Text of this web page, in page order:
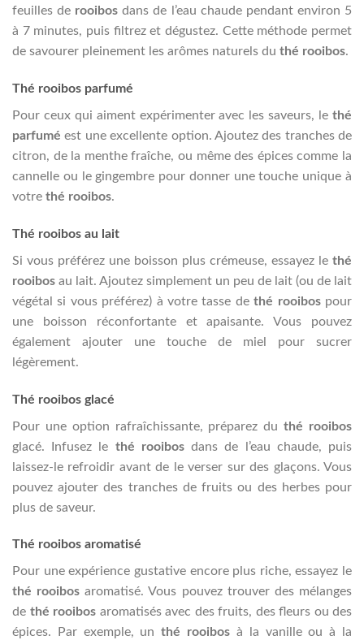
feuilles de rooibos dans de l’eau chaude pendant environ 5
à 7 minutes, puis filtrez et dégustez. Cette méthode permet
de savourer pleinement les arômes naturels du thé rooibos.
Thé rooibos parfumé
Pour ceux qui aiment expérimenter avec les saveurs, le thé
parfumé est une excellente option. Ajoutez des tranches de
citron, de la menthe fraîche, ou même des épices comme la
cannelle ou le gingembre pour donner une touche unique à
votre thé rooibos.
Thé rooibos au lait
Si vous préférez une boisson plus crémeuse, essayez le thé
rooibos au lait. Ajoutez simplement un peu de lait (ou de lait
végétal si vous préférez) à votre tasse dethé rooibospour
une boisson réconfortante et apaisante. Vous pouvez
également ajouter une touche de miel pour sucrer
légèrement.
Thé rooibos glacé
Pour une option rafraîchissante, préparez duthé rooibos
glacé. Infusez le thé rooibosdans de l’eau chaude, puis
laissez-le refroidir avant de le verser sur des glaçons. Vous
pouvez ajouter des tranches de fruits ou des herbes pour
plus de saveur.
Thé rooibos aromatisé
Pour une expérience gustative encore plus riche, essayez le
thé rooibos aromatisé. Vous pouvez trouver des mélanges
de thé rooibos aromatisés avec des fruits, des fleurs ou des
épices. Par exemple, unthé rooibos à la vanille ou à la